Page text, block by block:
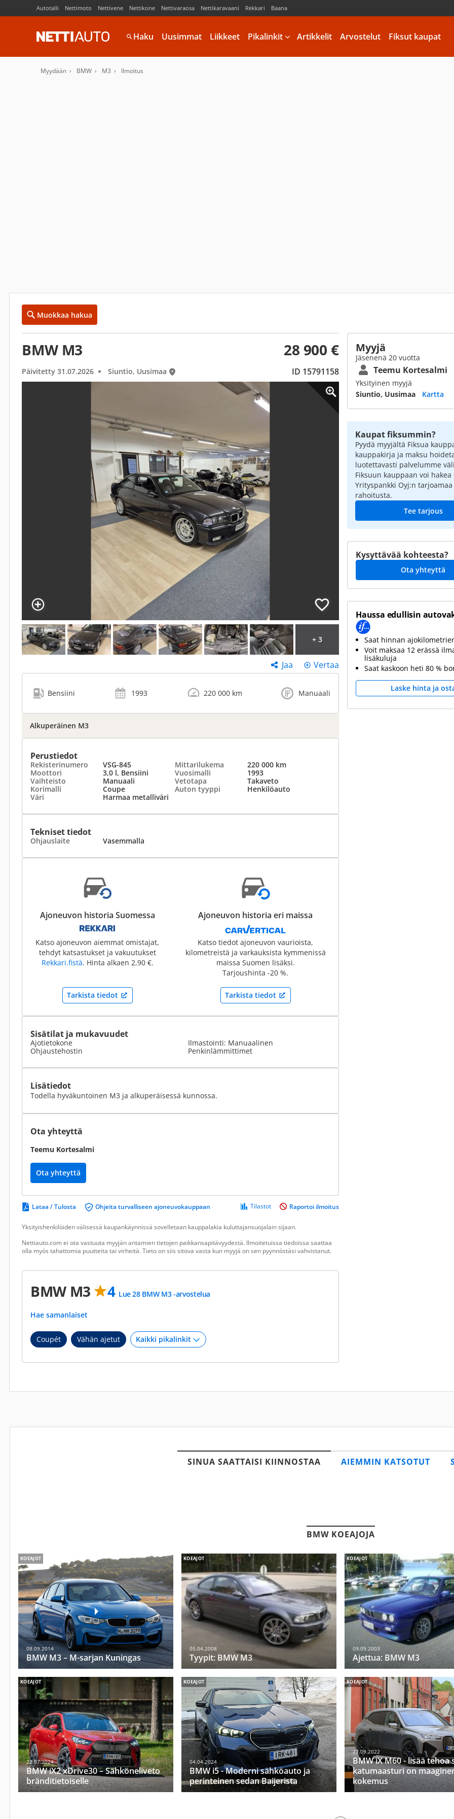
Autotalli Nettimoto Nettivene Nettikone Nettivaraosa Nettikaravaani Rekkari Baana
Haku Uusimmat Liikkeet Pikalinkit Artikkelit Arvostelut Fiksut kaupat
Myydään BMW M3 Ilmoitus
Muokkaa hakua
BMW M3 28 900 €
Päivitetty 31.07.2026 Siuntio, Uusimaa ID 15791158
+ 3
Jaa Vertaa
Bensiini 1993 220 000 km Manuaali
Alkuperäinen M3
Perustiedot
Rekisterinumero VSG-845 Mittarilukema
220 000 km
Moottori
3,0 l, Bensiini Vuosimalli
1993
Vaihteisto
Manuaali Vetotapa
Takaveto
Korimalli
Coupe Auton tyyppi
Henkilöauto
Väri
Harmaa metalliväri
Tekniset tiedot
Ohjauslaite Vasemmalla
Ajoneuvon historia Suomessa
Katso ajoneuvon aiemmat omistajat,
tehdyt katsastukset ja vakuutukset
Rekkari.fistä. Hinta alkaen 2,90 €.
Tarkista tiedot
Ajoneuvon historia eri maissa
Katso tiedot ajoneuvon vaurioista,
kilometreistä ja varkauksista kymmenissä
maissa Suomen lisäksi.
Tarjoushinta -20 %.
Tarkista tiedot
Sisätilat ja mukavuudet
Ajotietokone
Ohjaustehostin
Ilmastointi: Manuaalinen
Penkinlämmittimet
Lisätiedot
Todella hyväkuntoinen M3 ja alkuperäisessä kunnossa.
Ota yhteyttä
Teemu Kortesalmi
Ota yhteyttä
Lataa / Tulosta Ohjeita turvalliseen ajoneuvokauppaan Tilastot Raportoi ilmoitus
Yksityishenkilöiden välisessä kaupankäynnissä sovelletaan kauppalakia kuluttajansuojalain sijaan.
Nettiauto.com ei ota vastuuta myyjän antamien tietojen paikkansapitävyydestä. Ilmoitetuissa tiedoissa saattaa
olla myös tahattomia puutteita tai virheitä. Tieto on siis sitova vasta kun myyjä on sen pyynnöstäsi vahvistanut.
BMW M3 4 Lue 28 BMW M3 -arvostelua
Hae samanlaiset
Coupét Vähän ajetut
Myyjä
Jäsenenä 20 vuotta
Teemu Kortesalmi
Yksityinen myyjä
Siuntio, Uusimaa
Kartta
Kaupat fiksummin?
Pyydä myyjältä Fiksua
kauppakirja ja maksu
luotettavasti palvelumme
Fiksuun kauppaan voi hakea
Yrityspankki Oyj:n tarjoamaa
rahoitusta.
Tee tarjous
Kysyttävää kohteesta?
Ota yhteyttä
Haussa edullisin
Saat hinnan
Voit maksaa 12 erässä
lisäkuluja
Saat kaskoon heti 80 %
Laske hinta ja
SINUA SAATTAISI KIINNOSTAA AIEMMIN KATSOTUT
BMW KOEAJOJA
KOEAJOT
08.09.2014
BMW M3 – M-sarjan Kuningas
KOEAJOT
05.04.2008
Tyypit: BMW M3
KOEAJOT
09.09.2003
Ajettua: BMW M3
KOEAJOT
22.07.2024
BMW iX2 xDrive30 – Sähköneliveto
bränditietoiselle
KOEAJOT
04.04.2024
BMW i5 - Moderni sähköauto ja
perinteinen sedan Baijerista
KOEAJOT
27.09.2022
BMW iX M60 - lisää tehoa
katumaasturi on
kokemus